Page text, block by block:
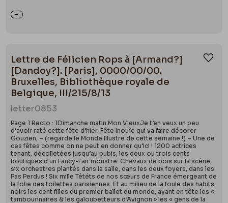
Lettre de Félicien Rops à [Armand?]
[Dandoy?]. [Paris], 0000/00/00.
Bruxelles, Bibliothèque royale de
Belgique, III/215/8/13
letter0853
Page 1 Recto : 1Dimanche matin.Mon VieuxJe t’en veux un peu
d’avoir raté cette fête d’hier. Fête Inouïe qui va faire décorer
Gouzien, – (regarde le Monde Illustré de cette semaine !) – Une de
ces fêtes comme on ne peut en donner qu’ici ! 1200 actrices
tenant, décolletées jusqu’au pubis, les deux ou trois cents
boutiques d’un Fancy-Fair monstre. Chevaux de bois sur la scène,
six orchestres plantés dans la salle, dans les deux foyers, dans les
Pas Perdus ! Six mille Tététs de nos sœurs de France émergeant de
la folie des toilettes parisiennes. Et au milieu de la foule des habits
noirs les cent filles du premier ballet du monde, ayant en tête les «
tambourinaires & les galoubetteurs d’Avignon » les « gens de la